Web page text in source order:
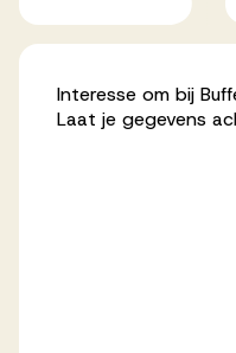
Voor kandidaten
Interesse om bij
Laat je gegevens